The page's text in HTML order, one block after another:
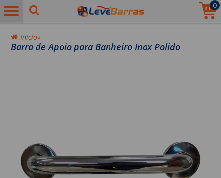
0
Início
Barra de Apoio para Banheiro Inox Polido